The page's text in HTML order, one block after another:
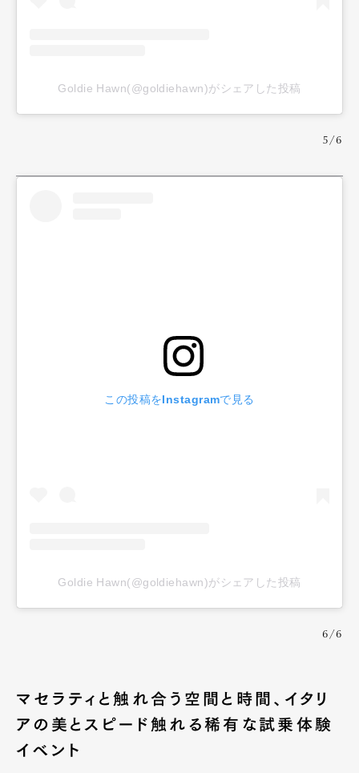
Goldie Hawn(@goldiehawn)がシェアした投稿
5/6
この投稿をInstagramで見る
Goldie Hawn(@goldiehawn)がシェアした投稿
6/6
マセラティと触れ合う空間と時間、イタリ
アの美とスピード触れる稀有な試乗体験
イベント